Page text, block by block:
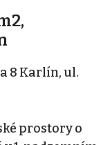
8 Karlín, ul.
prostory o